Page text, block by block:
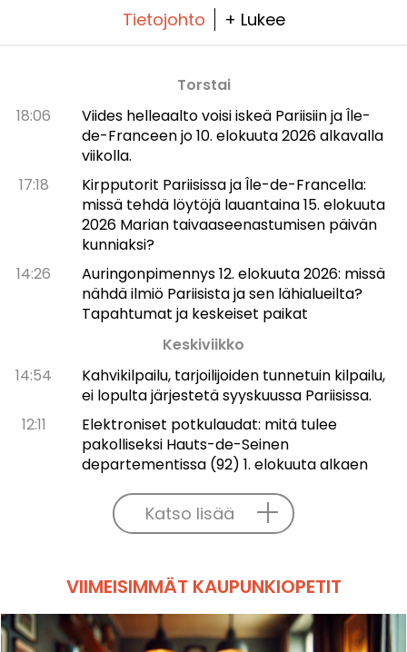
Tietojohto + Lukee
Torstai
18:06
Viides helleaalto voisi iskeä Pariisiin ja Île-
de-Franceen jo 10. elokuuta 2026 alkavalla
viikolla.
17:18
Kirpputorit Pariisissa ja Île-de-Francella:
missä tehdä löytöjä lauantaina 15. elokuuta
2026 Marian taivaaseenastumisen päivän
kunniaksi?
14:26
Auringonpimennys 12. elokuuta 2026: missä
nähdä ilmiö Pariisista ja sen lähialueilta?
Tapahtumat ja keskeiset paikat
Keskiviikko
14:54
Kahvikilpailu, tarjoilijoiden tunnetuin kilpailu,
ei lopulta järjestetä syyskuussa Pariisissa.
12:11
Elektroniset potkulaudat: mitä tulee
pakolliseksi Hauts-de-Seinen
departementissa (92) 1. elokuuta alkaen
Katso lisää
VIIMEISIMMÄT KAUPUNKIOPETIT